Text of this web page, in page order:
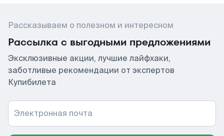
Рассказываем о полезном и интересном
Рассылка с выгодными предложениями
Эксклюзивные акции, лучшие лайфхаки,
заботливые рекомендации от экспертов
Купибилета
Электронная почта